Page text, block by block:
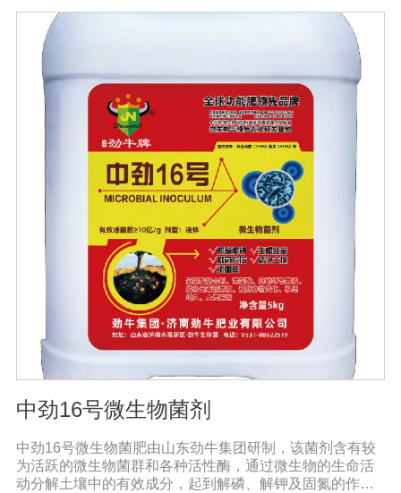
格：500ml/瓶保存：-15℃―-20℃有效期：5年注意事
项：解冻：采用逐步解冻法（ -20℃→2-8℃→ 室温），可
减少沉淀的产生使血清质量不会受到影响。
中劲16号微生物菌剂
中劲16号微生物菌肥由山东劲牛集团研制，该菌剂含有较
为活跃的微生物菌群和各种活性酶，通过微生物的生命活
动分解土壤中的有效成分，起到解磷、解钾及固氮的作